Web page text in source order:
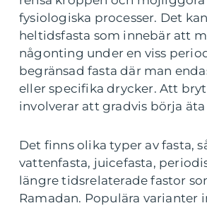
fysiologiska processer. Det
heltidsfasta som innebär att
någonting under en viss
begränsad fasta där man
eller specifika drycker. Att
involverar att gradvis börja äta
Det finns olika typer av fasta,
vattenfasta, juicefasta,
längre tidsrelaterade fastor
Ramadan. Populära varianter